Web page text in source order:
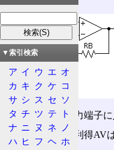
非反転増幅回路
信号が非反転入力端子
この回路の電圧利得AV
▼索引検索
ア イ ウ エ オ
カ キ ク ケ コ
サ シ ス セ ソ
タ チ ツ テ
ト
ナ ニ ヌ ネ
ノ
ハ ヒ フ ヘ ホ